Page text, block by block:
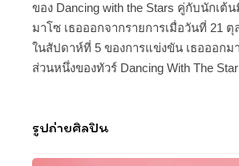
ของ Dancing with the Stars คู่กับนักเต้
มาโซ เธอออกจากรายการเมื่อวันที่ 21
ในสัปดาห์ที่ 5 ของการแข่งขัน เธอออกม
ส่วนหนึ่งของทัวร์ Dancing With The Star
รูปถ่ายศิลปิน